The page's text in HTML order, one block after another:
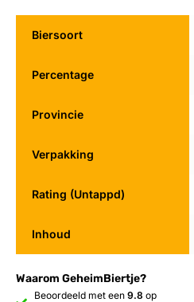
Waarom GeheimBiertje?
Beoordeeld met een 9.8 op
Biersoort
Percentage
Provincie
Verpakking
Rating (Untappd)
Inhoud